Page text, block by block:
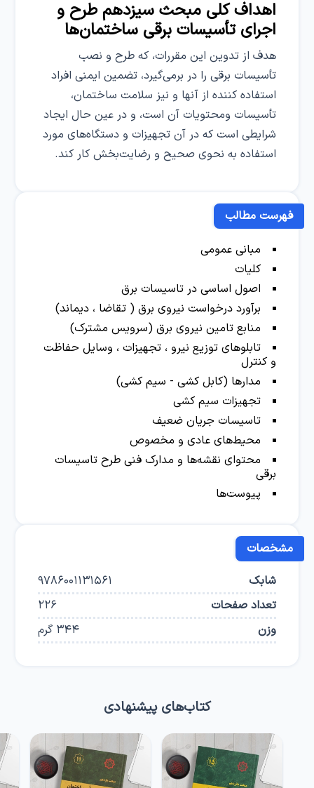
اهداف کلی مبحث سیزدهم طرح و
اجرای تأسیسات برقی ساختمان‌ها
هدف از تدوین این مقررات، که طرح و نصب
تأسیسات برقی را در برمی‌گیرد، تضمین ایمنی افراد
استفاده کننده از آنها و نیز سلامت ساختمان،
تأسیسات ومحتویات آن است، و در عین حال ایجاد
شرایطی است که در آن تجهیزات و دستگاه‌های مورد
استفاده به نحوی صحیح و رضایت‌بخش کار کند.
فهرست مطالب
مبانی عمومی
کلیات
اصول اساسی در تاسیسات برق
برآورد درخواست نیروی برق ( تقاضا ، دیماند)
منابع تامین نیروی برق (سرویس مشترک)
تابلوهای توزیع نیرو ، تجهیزات ، وسایل حفاظت
و کنترل
مدارها (کابل کشی - سیم کشی‌)
تجهیزات سیم کشی
تاسیسات جریان ضعیف
محیط‌های عادی و مخصوص
محتوای نقشه‌ها و مدارک فنی طرح تاسیسات
برقی
پیوست‌ها
مشخصات
شابک
9786001131561
تعداد صفحات
226
وزن
344 گرم
کتاب‌های پیشنهادی